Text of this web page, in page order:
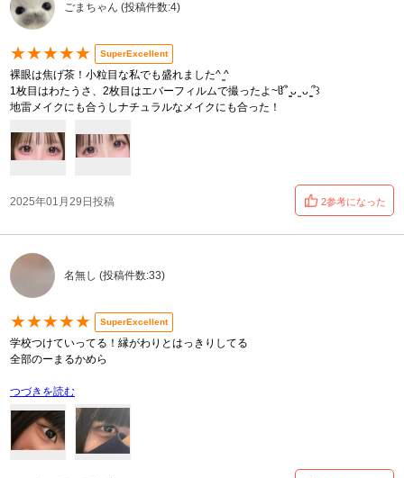
ごまちゃん (投稿件数:4)
★★★★★ SuperExcellent
裸眼は焦げ茶！小粒目な私でも盛れました^ ̫^
1枚目はわたうさ、2枚目はエバーフィルムで撮ったよ~ჱ̒՞ ̳ᴗ ̫ ᴗ ̳՞꒱
地雷メイクにも合うしナチュラルなメイクにも合った！
2025年01月29日投稿 2参考になった
名無し (投稿件数:33)
★★★★★ SuperExcellent
学校つけていってる！縁がわりとはっきりしてる
全部のーまるかめら
つづきを読む